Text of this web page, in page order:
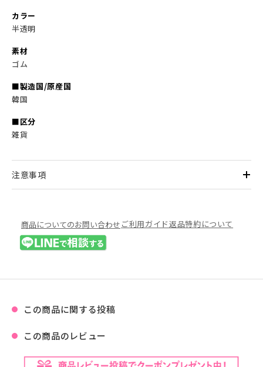
カラー
半透明
素材
ゴム
■製造国/原産国
韓国
■区分
雑貨
注意事項
商品についてのお問い合わせ ご利用ガイド返品特約について
この商品に関する投稿
この商品のレビュー